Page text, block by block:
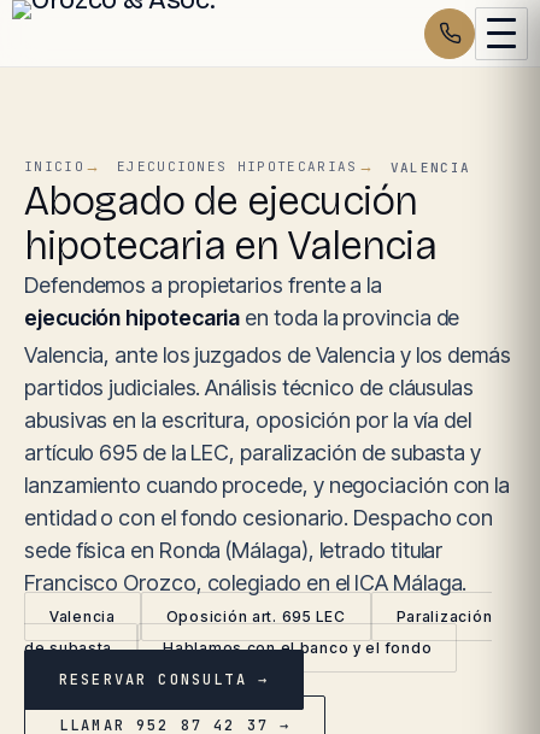
INICIO EJECUCIONES HIPOTECARIAS VALENCIA
Abogado de ejecución
hipotecaria en Valencia
Defendemos a propietarios frente a la
ejecución hipotecaria en toda la provincia de
Valencia, ante los juzgados de Valencia y los demás
partidos judiciales. Análisis técnico de cláusulas
abusivas en la escritura, oposición por la vía del
artículo 695 de la LEC, paralización de subasta y
lanzamiento cuando procede, y negociación con la
entidad o con el fondo cesionario. Despacho con
sede física en Ronda (Málaga), letrado titular
Francisco Orozco, colegiado en el ICA Málaga.
Valencia Oposición art. 695 LEC
Paralización
de subasta
Hablamos con el banco y el fondo
RESERVAR CONSULTA →
LLAMAR 952 87 42 37 →